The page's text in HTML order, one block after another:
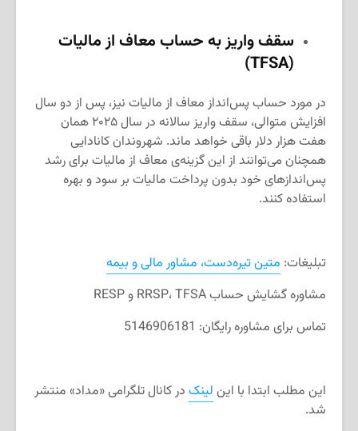
سقف واریز به حساب معاف از مالیات
(TFSA)
در مورد حساب پس‌انداز معاف از مالیات نیز، پس از دو سال
افزایش متوالی، سقف واریز سالانه در سال ۲۰۲۵ همان
هفت هزار دلار باقی خواهد ماند. شهروندان کانادایی
همچنان می‌توانند از این گزینه‌ی معاف از مالیات برای رشد
پس‌اندازهای خود بدون پرداخت مالیات بر سود و بهره
استفاده کنند.
تبلیغات: متین تیره‌دست، مشاور مالی و بیمه
‌مشاوره گشایش حساب RRSP، TFSA و RESP
تماس برای مشاوره‌ رایگان: 5146906181
این مطلب ابتدا با این لینک در کانال تلگرامی «مداد» منتشر
شد.